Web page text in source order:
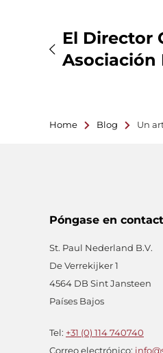
El Director
Asociación
Home Blog Un
Póngase en
St. Paul Nederland B.V.
De Verrekijker 1
4564 DB Sint Jansteen
Países Bajos
Tel: +31 (0) 114 740740
Correo electrónico: